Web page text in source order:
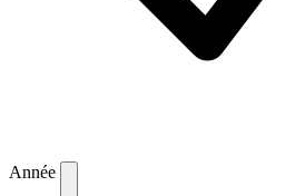
Année